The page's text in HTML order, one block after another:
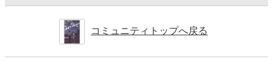
コミュニティトップへ戻る